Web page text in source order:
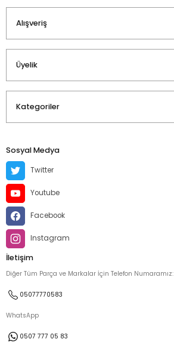
Alışveriş
Üyelik
Kategoriler
Sosyal Medya
Twitter
Youtube
Facebook
Instagram
İletişim
Diğer Tüm Parça ve Markalar İçin Telefon Numaramız:
05077770583
WhatsApp
0507 777 05 83